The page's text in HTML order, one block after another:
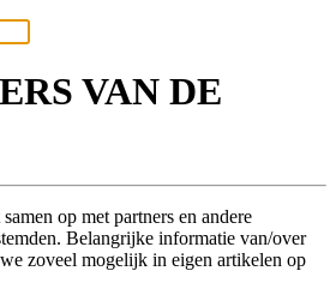
VAN DE
op met partners en andere
Belangrijke informatie van/over
zoveel mogelijk in eigen artikelen op